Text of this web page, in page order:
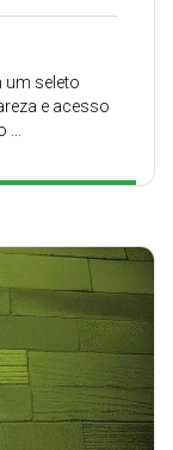
um seleto
e acesso